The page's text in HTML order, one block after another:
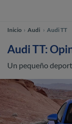
Inicio Audi Audi TT
Audi TT:
Un pequeño